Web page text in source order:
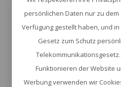
Opstaande kraag
Ranglabel op borst
Verstelbare manchetten met
Protective Pads®)
Mesh in oksels
bewegingsvrijheid
YKK® ritsen
persönlichen Daten nur zu dem
Verfügung gestellt haben, und
Gesetz zum Schutz
Funktionieren der Website
Werbung verwenden wir